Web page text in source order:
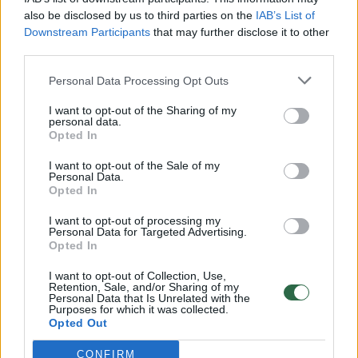
also be disclosed by us to third parties on the IAB’s List of
Downstream Participants that may further disclose it to other
Personal Data Processing Opt Outs
I want to opt-out of the Sharing of my
personal data.
Opted In
I want to opt-out of the Sale of my
Personal Data.
Opted In
I want to opt-out of processing my
Personal Data for Targeted Advertising.
Opted In
I want to opt-out of Collection, Use,
Retention, Sale, and/or Sharing of my
Personal Data that Is Unrelated with the
Purposes for which it was collected.
Opted Out
CONFIRM
vaiko gyvybių išgelbėti nepavyko
Žinios | Lietuvos diena
00:00:57
Savaitės vidurys nusimato karštas: temperatūra kils iki
32 laipsnių šilumos
Žinios | Orai
00:15:54
V. Zalužno pasisakymą laiko bandymu įsitvirtinti
Laidos | Nauja diena
00:00:59
Nufilmavo, kaip patvino Vilniaus Vakarinis aplinkkelis:
vaizdas pribloškia